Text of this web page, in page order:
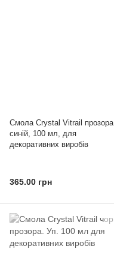
Смола Crystal Vitrail прозора
синій, 100 мл, для
декоративних виробів
365.00 грн